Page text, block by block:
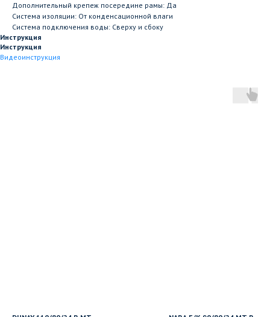
Дополнительный крепеж посередине рамы: Да
Система изоляции: От конденсационной влаги
Система подключения воды: Сверху и сбоку
Инструкция
Инструкция
Видеоинструкция